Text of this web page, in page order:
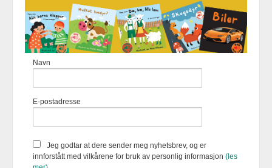
Kjøpsbetingelser Sikkerhet og personvern
Nyhetsbrev
Foretaksregisteret 883 957 652
du får en bedre kjøpsopplevelse og
bruker cookies hovedsaklig til å
hva du har puttet i handlekurven
din. Fortsett å bruke siden som
Navn
E-postadresse
Jeg godtar at dere sender meg nyhetsbrev, og er
innforstått med vilkårene for bruk av personlig informasjon(les